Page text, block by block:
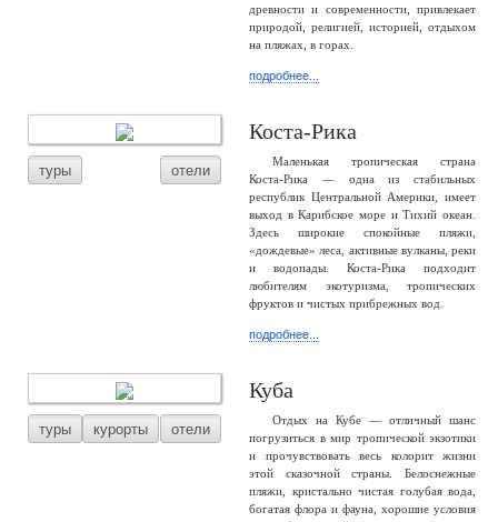
древности и современности, привлекает
природой, религией, историей, отдыхом
на пляжах, в горах.
подробнее...
туры отели
Коста-Рика
Маленькая тропическая страна
Коста-Рика — одна из стабильных
республик Центральной Америки, имеет
выход в Карибское море и Тихий океан.
Здесь широкие спокойные пляжи,
«дождевые» леса, активные вулканы, реки
и водопады. Коста-Рика подходит
любителям экотуризма, тропических
фруктов и чистых прибрежных вод.
подробнее...
туры курорты отели
Куба
Отдых на Кубе — отличный шанс
погрузиться в мир тропической экзотики
и прочувствовать весь колорит жизни
этой сказочной страны. Белоснежные
пляжи, кристально чистая голубая вода,
богатая флора и фауна, хорошие условия